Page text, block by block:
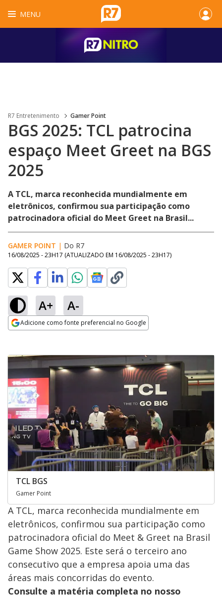
MENU
R7 Entretenimento Gamer Point
BGS 2025: TCL patrocina
espaço Meet Greet na BGS
2025
A TCL, marca reconhecida mundialmente em
eletrônicos, confirmou sua participação como
patrocinadora oficial do Meet Greet na Brasil...
GAMER POINT | Do R7
16/08/2025 - 23H17 (ATUALIZADO EM 16/08/2025 - 23H17)
A+ A-
Adicione como fonte preferencial no Google
TCL BGS
Gamer Point
A TCL, marca reconhecida mundialmente em
eletrônicos, confirmou sua participação como
patrocinadora oficial do Meet & Greet na Brasil
Game Show 2025. Este será o terceiro ano
consecutivo que a empresa apoia uma das
áreas mais concorridas do evento.
Consulte a matéria completa no nosso